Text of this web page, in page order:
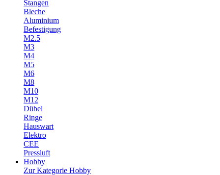
Stangen
Bleche
Aluminium
Befestigung
M2.5
M3
M4
M5
M6
M8
M10
M12
Dübel
Ringe
Hauswart
Elektro
CEE
Pressluft
Hobby
Zur Kategorie Hobby